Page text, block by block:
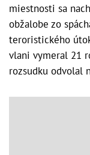
miestnosti sa
obžalobe zo
teroristického
vlani vymeral 21
rozsudku odvolal